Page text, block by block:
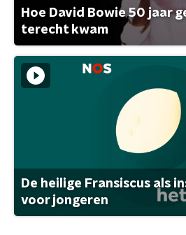
Hoe David Bowie 50 jaar
terecht kwam
De heilige Fransiscus als
voor jongeren